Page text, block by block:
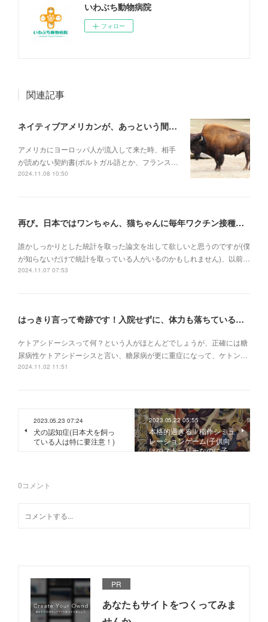
いわぶち動物病院
フォロー
関連記事
ネイティブアメリカンが、あっという間に滅ぼされていった理由
アメリカにヨーロッパ人が流入して来た時、相手
が読めない契約書(ポルトガル語とか、フランス…
2024.11.08 10:50
再び。日本ではワンちゃん、猫ちゃんに毎年ワクチン接種を行うべき理由
誰かしっかりとした統計を取った論文を出して欲しいと思うのですが(僕
が知らないだけで統計を取っている人がいるのかもしれません)、以前…
2024.11.07 07:53
はっきり言って奇跡です！入院せずに、体力も落ちている状況でケトアシドーシスから復活
ケトアシドーシスって何？という人がほとんどでしょうが、正確には糖
尿病性ケトアシドーシスと言い、糖尿病が更に重症になって、ケトン…
2024.11.02 11:51
2023.05.23 07:24
犬の認知症(日本犬を飼っ
ている人は特に要注意！)
2023.05.22 05:55
本格的過ぎる！稲作シミュ
レーションゲーム(子供向
けのストーリーなのに子…
0コメント
PR
あなたもサイトをつくってみま